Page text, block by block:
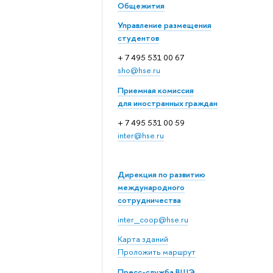
Общежития
Управление размещения
студентов
+ 7 495 531 00 67
sho@hse.ru
Приемная комиссия
для иностранных граждан
+ 7 495 531 00 59
inter@hse.ru
Дирекция по развитию
международного
сотрудничества
inter_coop@hse.ru
Карта зданий
Проложить маршрут